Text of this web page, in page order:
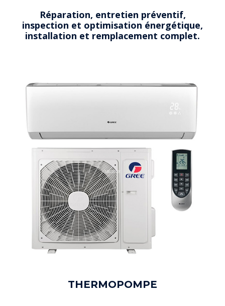
Réparation, entretien préventif,
inspection et optimisation énergétique,
installation et remplacement complet.
THERMOPOMPE